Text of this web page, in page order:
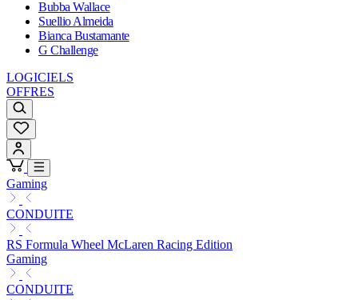
Bubba Wallace
Suellio Almeida
Bianca Bustamante
G Challenge
LOGICIELS
OFFRES
Gaming
CONDUITE
RS Formula Wheel McLaren Racing Edition
Gaming
CONDUITE